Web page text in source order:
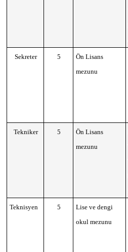
Sekreter 5
Ön Lisans
mezunu
Tekniker 5
Ön Lisans
mezunu
Teknisyen 5
Lise ve dengi
okul mezunu